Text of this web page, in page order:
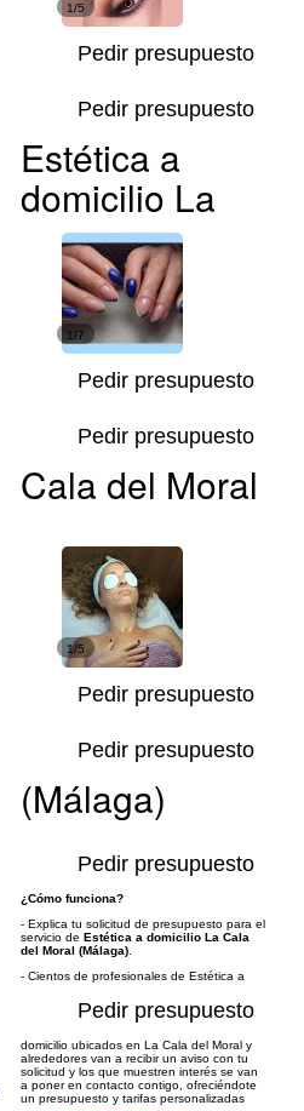
1/5
Pedir presupuesto
Pedir presupuesto
1/7
Pedir presupuesto
Pedir presupuesto
1/5
Pedir presupuesto
Pedir presupuesto
Pedir presupuesto
Pedir presupuesto
Estética a
domicilio La
Cala del Moral
(Málaga)
¿Cómo funciona?
- Explica tu solicitud de presupuesto para el
servicio de Estética a domicilio La Cala
del Moral (Málaga)
- Cientos de profesionales de Estética a
domicilio ubicados en La Cala del Moral y
alrededores van a recibir un aviso con tu
solicitud y los que muestren interés se van
a poner en contacto contigo, ofreciéndote
un presupuesto y tarifas personalizadas